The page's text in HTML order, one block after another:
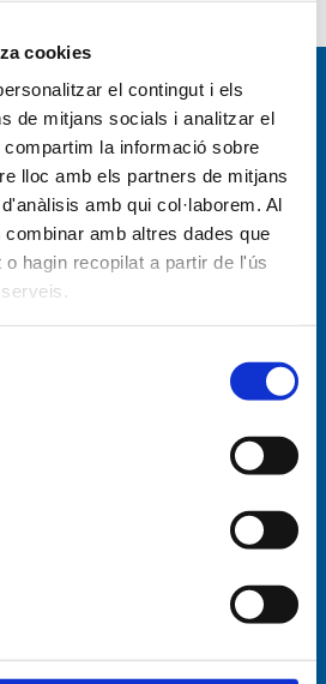
cookies
el contingut i els
de mitjans socials i analitzar el
la informació sobre
lloc amb els partners de mitjans
amb qui col·laborem. Al
amb altres dades que
hagin recopilat a partir de l'ús